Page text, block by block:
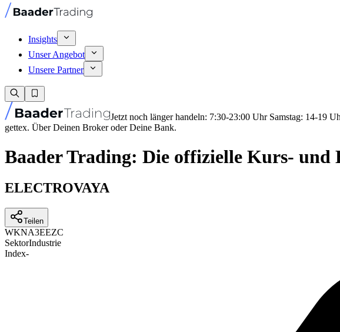
Insights
Unser Angebot
Unsere Partner
Jetzt noch länger handeln: 7:30-23:00 Uhr Samstag: 14-19
gettex. Über Deinen Broker oder Deine Bank.
Baader Trading: Die offizielle Kurs-
ELECTROVAYA
Teilen
WKNA3EEZC
SektorIndustrie
Index-